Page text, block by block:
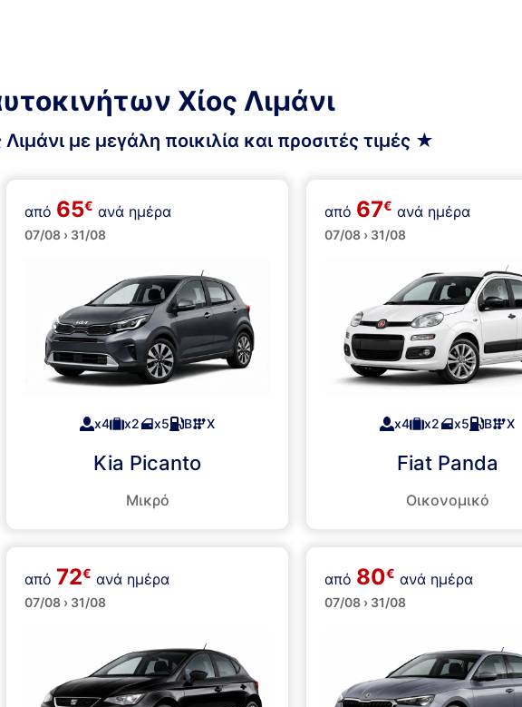
Χίος Λιμάνι
με μεγάλη ποικιλία και προσιτές τιμές ★
Μικρά
από 65€ ανά ημέρα
07/08 › 31/08
x4 x2 x5 Β Χ
Kia Picanto
Μικρό
Μικρά
από 67€ ανά ημέρα
07/08 › 31/08
x4 x2 x5 Β Χ
Fiat Panda
Οικονομικό
Μεσαία
από 72€ ανά ημέρα
07/08 › 31/08 Μεσαία
από 80€ ανά ημέρα
07/08 › 31/08